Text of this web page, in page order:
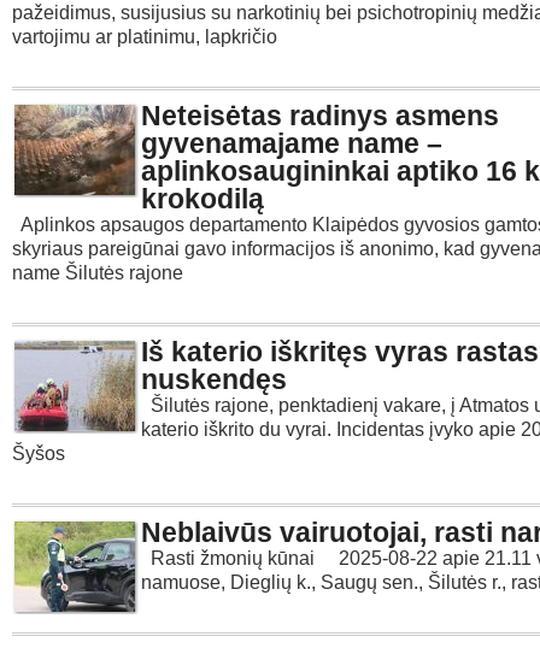
pažeidimus, susijusius su narkotinių bei psichotropinių
vartojimu ar platinimu, lapkričio
Neteisėtas radinys asmens
gyvenamajame name –
aplinkosaugininkai aptiko 16
krokodilą
Aplinkos apsaugos departamento Klaipėdos gyvosios
skyriaus pareigūnai gavo informacijos iš anonimo, kad
name Šilutės rajone
Iš katerio iškritęs vyras rastas
nuskendęs
Šilutės rajone, penktadienį vakare, į Atmatos
katerio iškrito du vyrai. Incidentas įvyko apie
Šyšos
Neblaivūs vairuotojai, rasti
Rasti žmonių kūnai 2025-08-22 apie 21.11
namuose, Dieglių k., Saugų sen., Šilutės r.,